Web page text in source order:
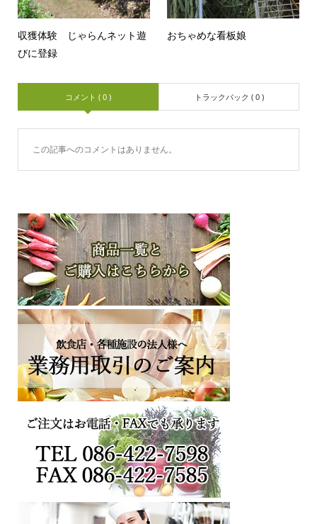
収獲体験 じゃらんネット遊
びに登録
おちゃめな看板娘
コメント ( 0 ) トラックバック ( 0 )
この記事へのコメントはありません。